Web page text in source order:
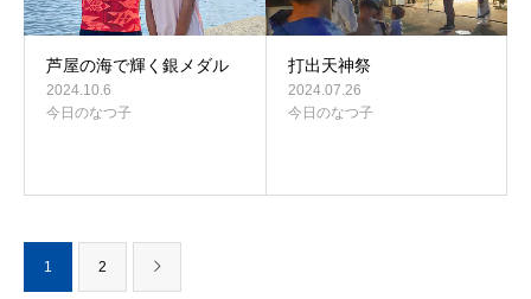
芦屋の海で輝く銀メダル
2024.10.6
今日のなつ子
打出天神祭
2024.07.26
今日のなつ子
1 2